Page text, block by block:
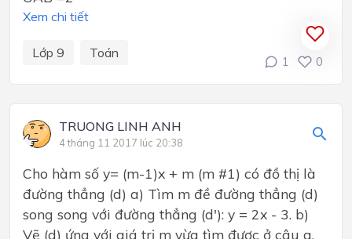
Xem chi tiết
Lớp 9 Toán
1 0
TRUONG LINH ANH
4 tháng 11 2017 lúc 20:38
Cho hàm số y= (m-1)x + m (m #1) có đồ thị là
đường thẳng (d) a) Tìm m đề đường thẳng (d)
song song với đường thẳng (d'): y = 2x - 3. b)
Vẽ (d) ứng với giá trị m vừa tìm được ở câu a,